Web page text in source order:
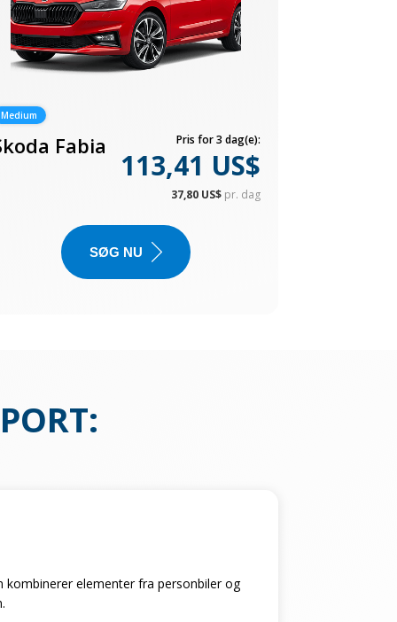
Medium
Fabia Pris for 3 dag(e):
113,41 US$
37,80 US$ pr. dag
SØG NU
:
kombinerer elementer fra personbiler og